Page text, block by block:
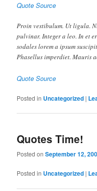
Quote Source
Proin vestibulum. Ut ligula.
pulvinar. Integer a leo. In et
sodales lorem a ipsum
Phasellus imperdiet. Mauris
Quote Source
Posted in Uncategorized |
Quotes Time!
Posted onSeptember 12,
Posted in Uncategorized |